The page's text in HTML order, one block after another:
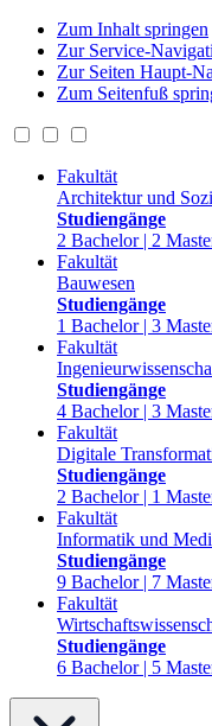
Zum Inhalt springen
Zur Service-
Zur Seiten Haupt-
Zum Seitenfuß
Fakultät
Architektur und
Studiengänge
2 Bachelor | 2
Fakultät
Bauwesen
Studiengänge
1 Bachelor | 3
Fakultät
Studiengänge
4 Bachelor | 3
Fakultät
Digitale
Studiengänge
2 Bachelor | 1
Fakultät
Informatik und
Studiengänge
9 Bachelor | 7
Fakultät
Studiengänge
6 Bachelor | 5